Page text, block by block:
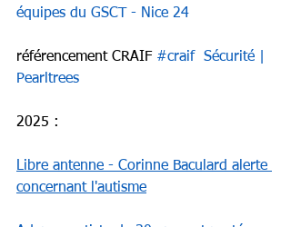
équipes du GSCT - Nice 24
référencement CRAIF #craif
Sécurité |
Pearltrees
2025 :
Libre antenne - Corinne Baculard alerte
concernant l'autisme